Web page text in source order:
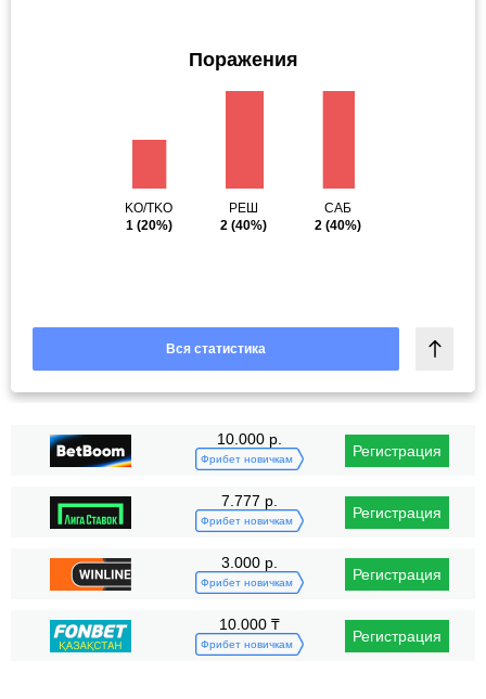
Поражения
KO/TKO
1(20%)
РЕШ
2 (40%)
САБ
2 (40%)
Вся статистика
10.000 р.
Фрибет новичкам Регистрация
7.777 р.
Фрибет новичкам Регистрация
3.000 р.
Фрибет новичкам Регистрация
10.000 ₸
Фрибет новичкам Регистрация